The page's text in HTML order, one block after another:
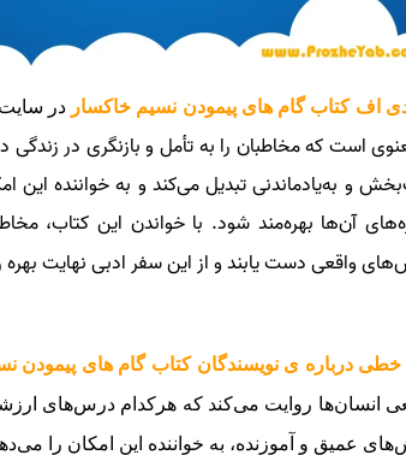
اف کتاب گام های پیمودن نسیم خاکساردر
است که مخاطبان را به تأمل و بازنگری در
و به‌یادماندنی تبدیل می‌کند و به خواننده
آن‌ها بهره‌مند شود. با خواندن این کتاب،
واقعی دست یابند و از این سفر ادبی نهایت بهره
خطی درباره ی نویسندگان کتاب گام های پیمودن
انسان‌ها روایت می‌کند که هرکدام درس‌های
عمیق و آموزنده، به خواننده این امکان را